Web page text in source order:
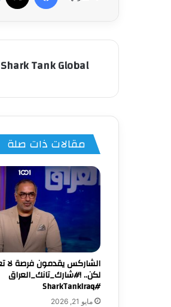
Shark Tank Global
مقالات ذات صلة
الشاركس يقدمون فرصة لا
لكن.. !#شارك_تانك_العراق
#SharkTankIraq
مايو 21, 2026